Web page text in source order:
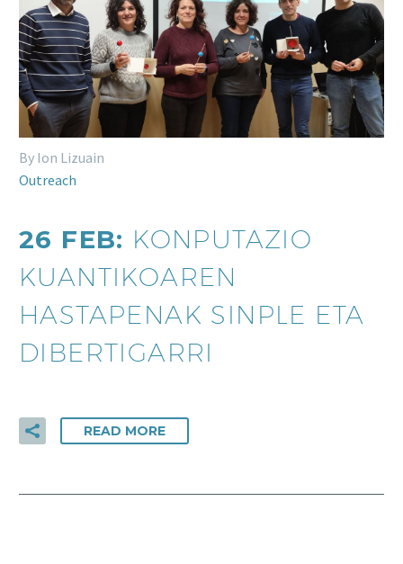
By Ion Lizuain
Outreach
26 FEB: KONPUTAZIO
KUANTIKOAREN
HASTAPENAK SINPLE ETA
DIBERTIGARRI
READ MORE